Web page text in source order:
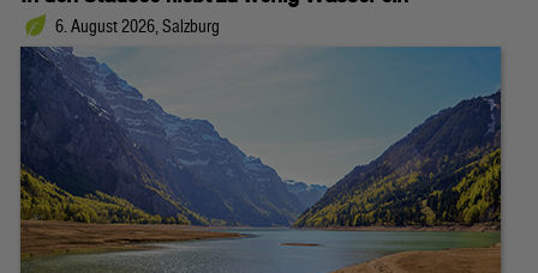
6. August 2026, Salzburg